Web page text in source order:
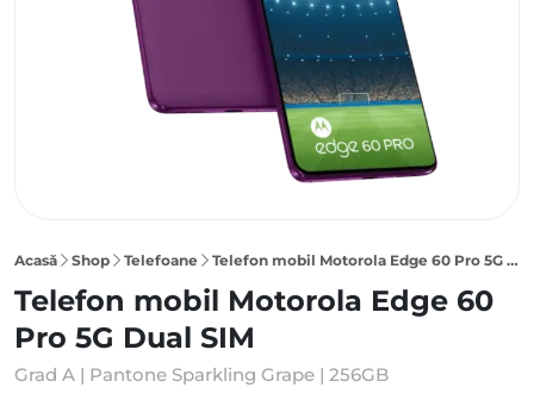
Acasă Shop Telefoane Telefon mobil Motorola Edge 60 Pro 5G 256GB Dual SIM, Pantone Sparkling Grape
Telefon mobil Motorola Edge 60
Pro 5G Dual SIM
Grad A | Pantone Sparkling Grape | 256GB